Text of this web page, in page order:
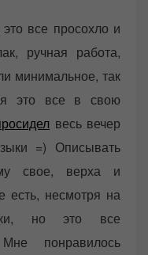
все просохло и
ручная работа,
минимальное, так
это все в свою
весь вечер
=) Описывать
свое, верха и
есть, несмотря на
но это все
понравилось